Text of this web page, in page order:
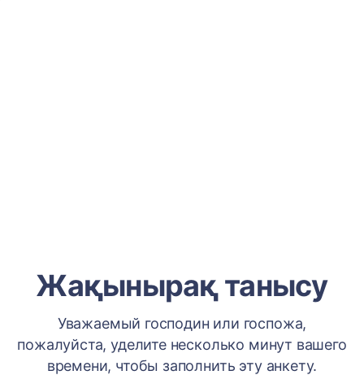
Жақынырақ танысу
Уважаемый господин или госпожа,
пожалуйста, уделите несколько минут вашего
времени, чтобы заполнить эту анкету.